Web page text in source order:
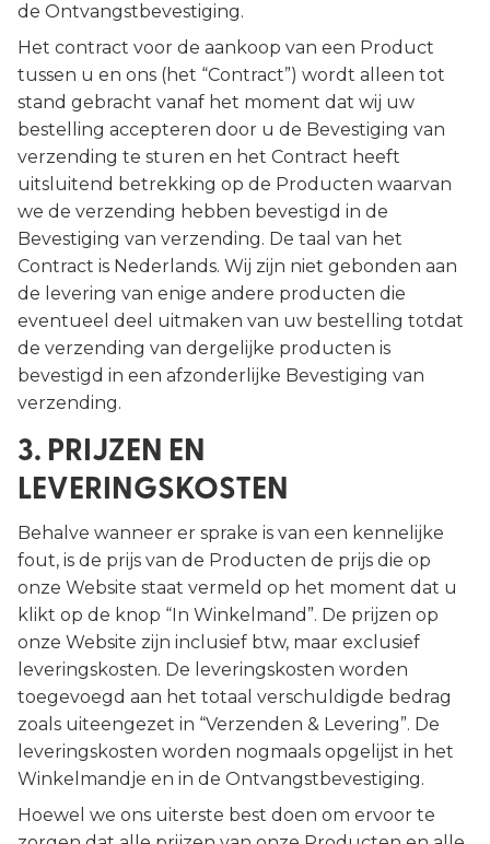
de Ontvangstbevestiging.
Het contract voor de aankoop van een Product
tussen u en ons (het “Contract”) wordt alleen tot
stand gebracht vanaf het moment dat wij uw
bestelling accepteren door u de Bevestiging van
verzending te sturen en het Contract heeft
uitsluitend betrekking op de Producten waarvan
we de verzending hebben bevestigd in de
Bevestiging van verzending. De taal van het
Contract is Nederlands. Wij zijn niet gebonden aan
de levering van enige andere producten die
eventueel deel uitmaken van uw bestelling totdat
de verzending van dergelijke producten is
bevestigd in een afzonderlijke Bevestiging van
verzending.
3. PRIJZEN EN
LEVERINGSKOSTEN
Behalve wanneer er sprake is van een kennelijke
fout, is de prijs van de Producten de prijs die op
onze Website staat vermeld op het moment dat u
klikt op de knop “In Winkelmand”. De prijzen op
onze Website zijn inclusief btw, maar exclusief
leveringskosten. De leveringskosten worden
toegevoegd aan het totaal verschuldigde bedrag
zoals uiteengezet in “Verzenden & Levering”. De
leveringskosten worden nogmaals opgelijst in het
Winkelmandje en in de Ontvangstbevestiging.
Hoewel we ons uiterste best doen om ervoor te